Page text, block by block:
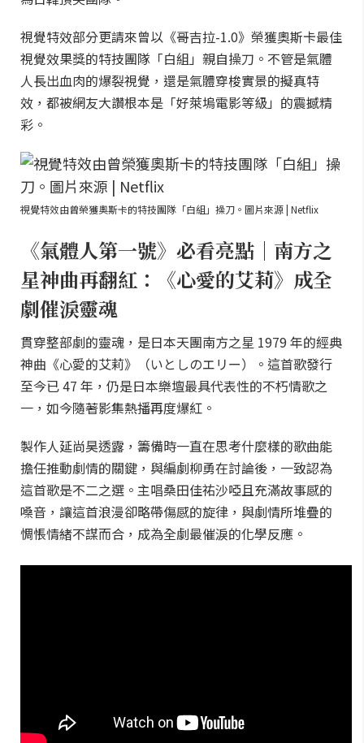
視覺特效部分更請來曾以《哥吉拉-1.0》榮獲奧斯卡最佳
視覺效果獎的特技團隊「白組」親自操刀。不管是氣體
人長出血肉的爆裂視覺，還是氣體穿梭實景的擬真特
效，都被網友大讚根本是「好萊塢電影等級」的震撼精
彩。
視覺特效由曾榮獲奧斯卡的特技團隊「白組」操刀。圖片來源 | Netflix
《氣體人第一號》必看亮點｜南方之
星神曲再翻紅：《心愛的艾莉》成全
劇催淚靈魂
貫穿整部劇的靈魂，是日本天團南方之星 1979 年的經典
神曲《心愛的艾莉》（いとしのエリー）。這首歌發行
至今已 47 年，仍是日本樂壇最具代表性的不朽情歌之
一，如今隨著影集熱播再度爆紅。
製作人延尚昊透露，籌備時一直在思考什麼樣的歌曲能
擔任推動劇情的關鍵，與編劇柳勇在討論後，一致認為
這首歌是不二之選。主唱桑田佳祐沙啞且充滿故事感的
嗓音，讓這首浪漫卻略帶傷感的旋律，與劇情所堆疊的
惆悵情緒不謀而合，成為全劇最催淚的化學反應。